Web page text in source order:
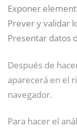
Exponer
Prever y validar
Presentar datos
Después de
aparecerá en el
navegador.
Para hacer el